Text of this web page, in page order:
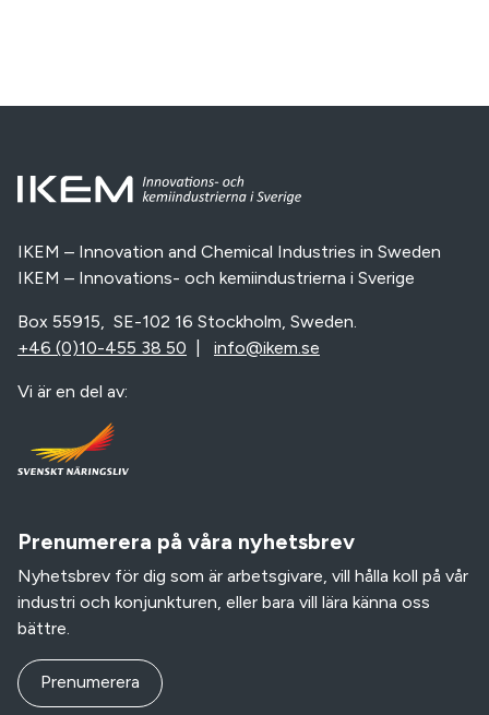
IKEM – Innovation and Chemical Industries in Sweden
IKEM – Innovations- och kemiindustrierna i Sverige
Box 55915, SE-102 16 Stockholm, Sweden.
+46 (0)10-455 38 50
info@ikem.se
Vi är en del av:
Prenumerera på våra nyhetsbrev
Nyhetsbrev för dig som är arbetsgivare, vill hålla koll på vår
industri och konjunkturen, eller bara vill lära känna oss
bättre.
Prenumerera